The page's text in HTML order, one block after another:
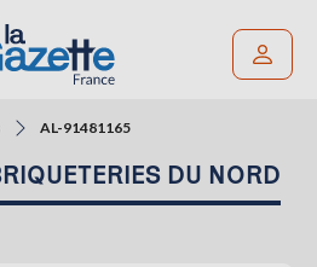
AL-91481165
DU NORD